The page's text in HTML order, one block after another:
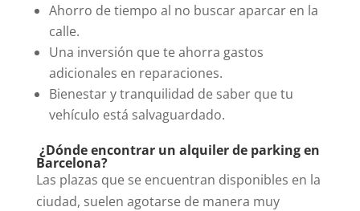
Ahorro de tiempo al no buscar aparcar en la
calle.
Una inversión que te ahorra gastos
adicionales en reparaciones.
Bienestar y tranquilidad de saber que tu
vehículo está salvaguardado.
¿Dónde encontrar un alquiler de parking en
Barcelona?
Las plazas que se encuentran disponibles en la
ciudad, suelen agotarse de manera muy